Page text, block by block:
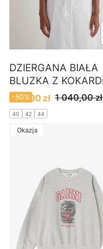
DZIERGANA BIAŁA
BLUZKA Z
MEIMEIJ
Cena promocyjna
520,00 zł 1 040,00 zł
-50%
40 42 44
Okazja